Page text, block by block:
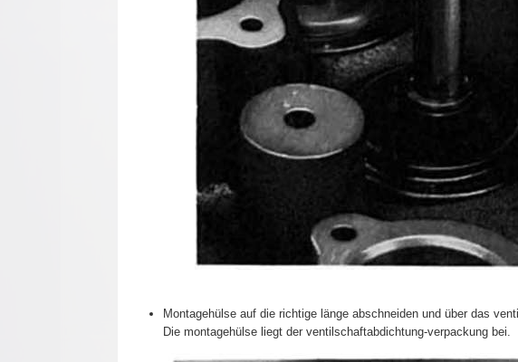
Montagehülse auf die richtige länge abschneiden und über das
Die montagehülse liegt der ventilschaftabdichtung-verpackung bei.